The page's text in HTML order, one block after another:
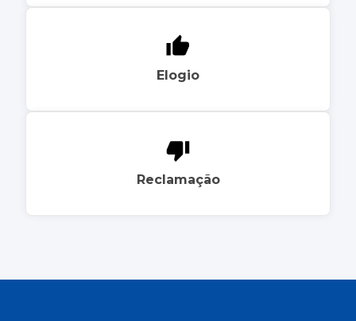
Elogio
Reclamação